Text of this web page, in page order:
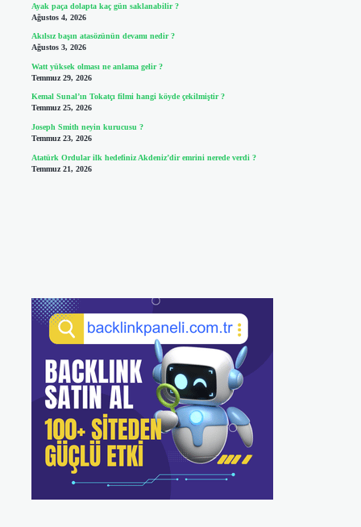
Ayak paça dolapta kaç gün saklanabilir ?
Ağustos 4, 2026
Akılsız başın atasözünün devamı nedir ?
Ağustos 3, 2026
Watt yüksek olması ne anlama gelir ?
Temmuz 29, 2026
Kemal Sunal’ın Tokatçı filmi hangi köyde çekilmiştir ?
Temmuz 25, 2026
Joseph Smith neyin kurucusu ?
Temmuz 23, 2026
Atatürk Ordular ilk hedefiniz Akdeniz’dir emrini nerede verdi ?
Temmuz 21, 2026